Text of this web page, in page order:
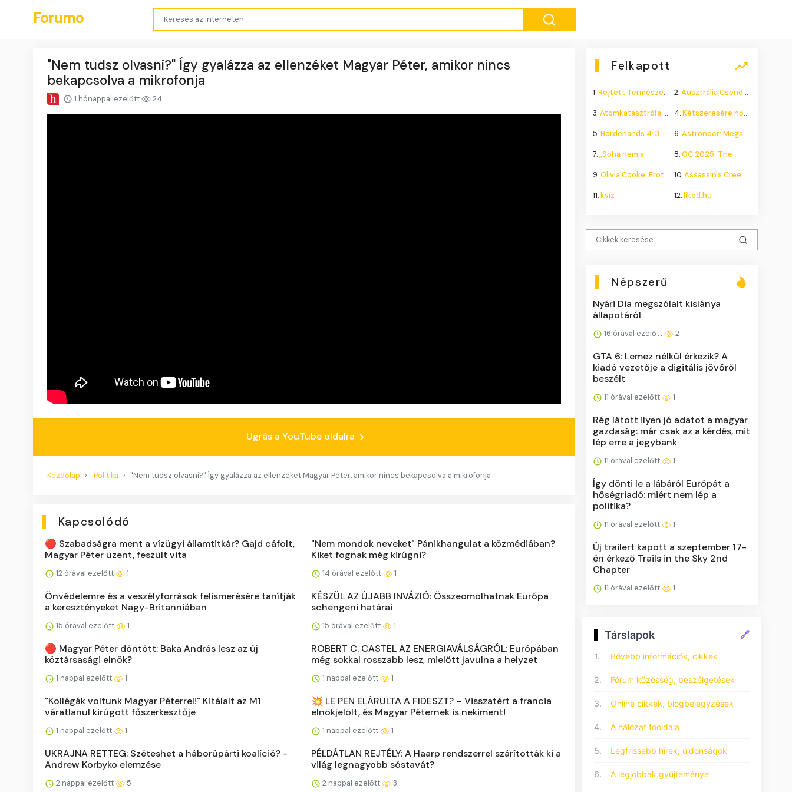
Forumo
"Nem tudsz olvasni?" Így gyalázza az ellenzéket Magyar Péter, amikor nincs
bekapcsolva a mikrofonja
1 hónappal ezelőtt 24
Ugrás a YouTube oldalra
Kezdőlap Politika "Nem tudsz olvasni?" Így gyalázza az ellenzéket Magyar Péter, amikor nincs bekapcsolva a mikrofonja
Kapcsolódó
🔴 Szabadságra ment a vízügyi államtitkár? Gajd cáfolt,
Magyar Péter üzent, feszült vita
12 órával ezelőtt 1
"Nem mondok neveket" Pánikhangulat a közmédiában?
Kiket fognak még kirúgni?
14 órával ezelőtt 1
Önvédelemre és a veszélyforrások felismerésére tanítják
a keresztényeket Nagy-Britanniában
15 órával ezelőtt 1
KÉSZÜL AZ ÚJABB INVÁZIÓ: Összeomolhatnak Európa
schengeni határai
15 órával ezelőtt 1
🔴 Magyar Péter döntött: Baka András lesz az új
köztársasági elnök?
1 nappal ezelőtt 1
ROBERT C. CASTEL AZ ENERGIAVÁLSÁGRÓL: Európában
még sokkal rosszabb lesz, mielőtt javulna a helyzet
1 nappal ezelőtt 1
"Kollégák voltunk Magyar Péterrel!" Kitálalt az M1
váratlanul kirúgott főszerkesztője
1 nappal ezelőtt 1
💥 LE PEN ELÁRULTA A FIDESZT? – Visszatért a francia
elnökjelölt, és Magyar Péternek is nekiment!
1 nappal ezelőtt 1
UKRAJNA RETTEG: Széteshet a háborúpárti koalíció? -
Andrew Korbyko elemzése
2 nappal ezelőtt 5
PÉLDÁTLAN REJTÉLY: A Haarp rendszerrel szárították ki a
világ legnagyobb sóstavát?
2 nappal ezelőtt 3
Felkapott
1.Rejtett Természeti Csoda 2.Ausztrália Csendes Összeomlása
3.Atomkatasztrófa 1985: A 4.Kétszeresére nőhet a
5.Borderlands 4: 300.000+ 6.Astroneer: Megatech DLC
7.„Soha nem a 8.GC 2025: The
9.Olivia Cooke: Erotikus 10.Assassin's Creed Shadows
11.kvíz 12.liked.hu
Népszerű
Nyári Dia megszólalt kislánya
állapotáról
16 órával ezelőtt 2
GTA 6: Lemez nélkül érkezik? A
kiadó vezetője a digitális jövőről
beszélt
11 órával ezelőtt 1
Rég látott ilyen jó adatot a magyar
gazdaság: már csak az a kérdés, mit
lép erre a jegybank
11 órával ezelőtt 1
Így dönti le a lábáról Európát a
hőségriadó: miért nem lép a
politika?
11 órával ezelőtt 1
Új trailert kapott a szeptember 17-
én érkező Trails in the Sky 2nd
Chapter
11 órával ezelőtt 1
Társlapok 🔗
1. Bővebb információk, cikkek
2. Fórum közösség, beszélgetések
3. Online cikkek, blogbejegyzések
4. A hálózat főoldala
5. Legfrissebb hírek, újdonságok
6. A legjobbak gyűjteménye